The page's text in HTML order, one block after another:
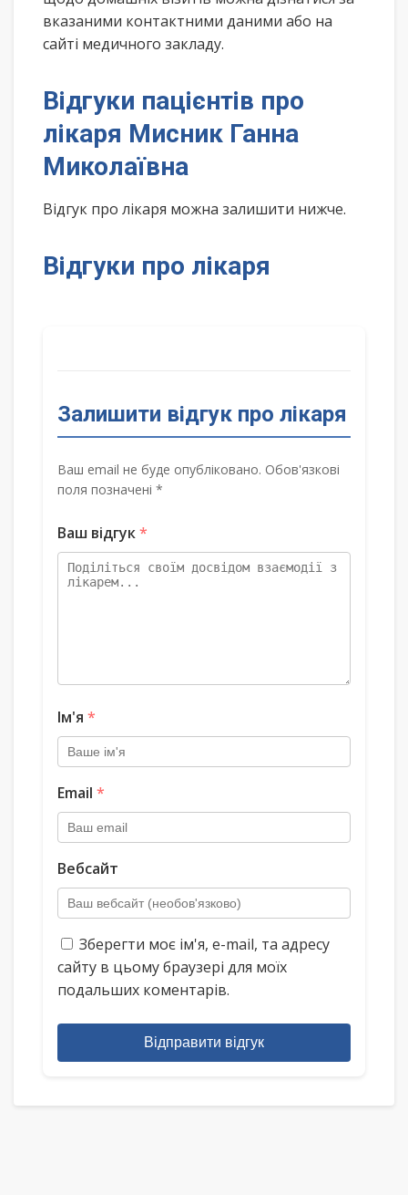
вказаними контактними даними або на
сайті медичного закладу.
Відгуки пацієнтів про
лікаря Мисник Ганна
Миколаївна
Відгук про лікаря можна залишити нижче.
Відгуки про лікаря
Залишити відгук про лікаря
Ваш email не буде опубліковано. Обов'язкові
поля позначені *
Ваш відгук*
Ім'я *
Email *
Вебсайт
Зберегти моє ім'я, e-mail, та адресу
сайту в цьому браузері для моїх
подальших коментарів.
Відправити відгук